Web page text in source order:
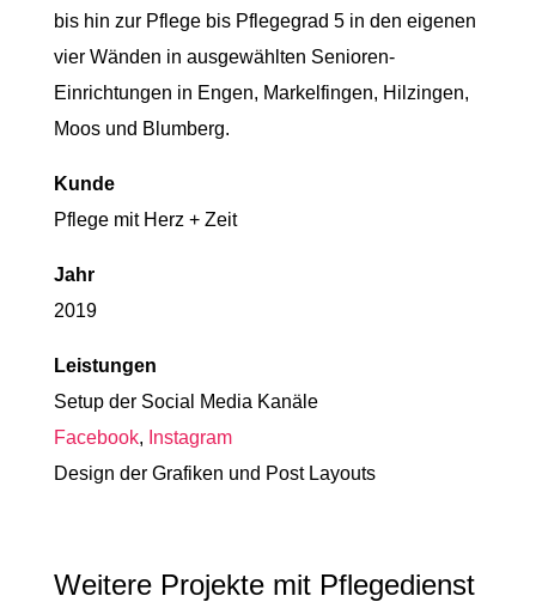
bis hin zur Pflege bis Pflegegrad 5 in den eigenen
vier Wänden in ausgewählten Senioren-
Einrichtungen in Engen, Markelfingen, Hilzingen,
Moos und Blumberg.
Kunde
Pflege mit Herz + Zeit
Jahr
2019
Leistungen
Setup der Social Media Kanäle
Facebook, Instagram
Design der Grafiken und Post Layouts
Weitere Projekte mit Pflegedienst